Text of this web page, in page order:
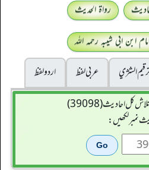
رواۃ الحدیث
ابن ابی شیبہ رحمہ اللہ
الشژي عربی لفظ
اردو لفظ
کل احادیث (39098)
نمبر لکھیں: